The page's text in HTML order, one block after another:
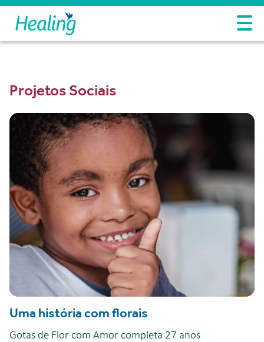
Projetos Sociais
Uma história com florais
Gotas de Flor com Amor completa 27 anos